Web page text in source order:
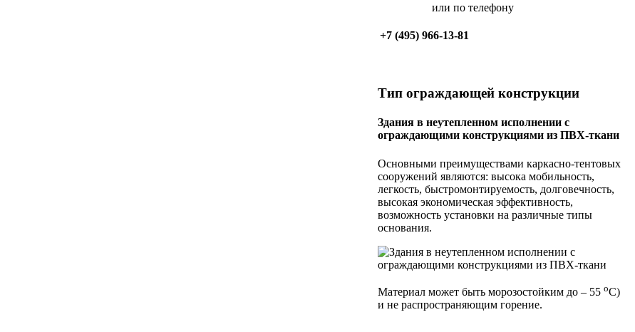
или по телефону
+7 (495) 966-13-81
Тип ограждающей конструкции
Здания в неутепленном исполнении с
ограждающими конструкциями из ПВХ-ткани
Основными преимуществами каркасно-тентовых
сооружений являются: высока мобильность,
легкость, быстромонтируемость, долговечность,
высокая экономическая эффективность,
возможность установки на различные типы
основания.
Материал может быть морозостойким до – 55 оС)
и не распространяющим горение.